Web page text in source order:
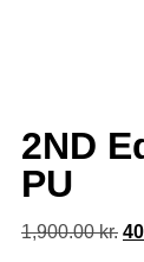
2ND
PU
1,900.00kr.